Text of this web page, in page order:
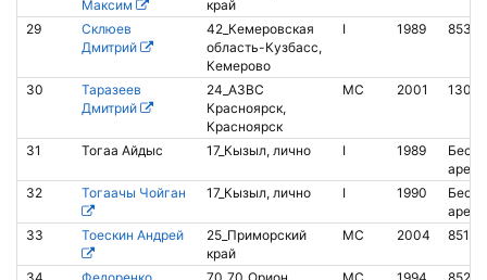
Максим
край
29
Склюев
Дмитрий
42_Кемеровская
область-Кузбасс,
Кемерово
I 1989
30
Таразеев
Дмитрий
24_АЗВС
Красноярск,
Красноярск
МС 2001
31 Тогаа Айдыс 17_Кызыл, лично I 1989
32
Тогаачы Чойган 17_Кызыл, лично I 1990
33
Тоескин Андрей
25_Приморский
край
МС 2004